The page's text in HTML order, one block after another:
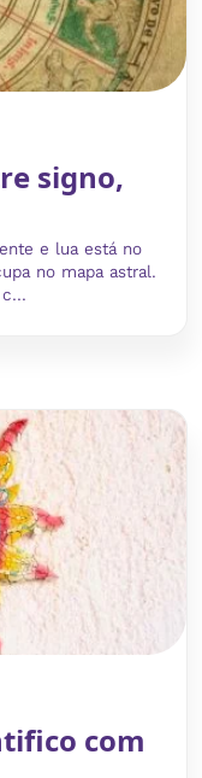
signo,
e lua está no
no mapa astral.
com